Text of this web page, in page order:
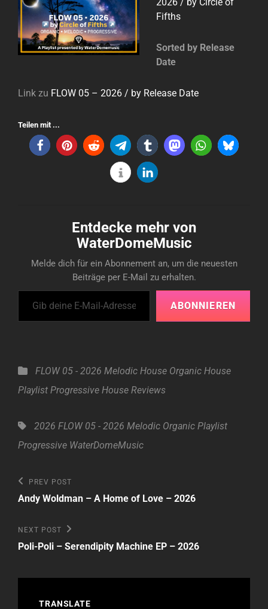
Fifths
Sorted by Release
Date
Link zu FLOW 05 – 2026 / by Release Date
Teilen mit ...
Entdecke mehr von
WaterDomeMusic
Melde dich für ein Abonnement an, um die neuesten
Beiträge per E-Mail zu erhalten.
Gib deine E-Mail-Adresse ein ...
ABONNIEREN
Categories
FLOW 05 - 2026 Melodic House Organic House
Playlist Progressive House Reviews
Tags,2026 FLOW 05 - 2026 Melodic Organic Playlist
Progressive WaterDomeMusic
Beitragsnavigation
Previous
Post
PREV POST
Andy Woldman – A Home of Love – 2026
Next
Post
NEXT POST
Poli-Poli – Serendipity Machine EP – 2026
TRANSLATE